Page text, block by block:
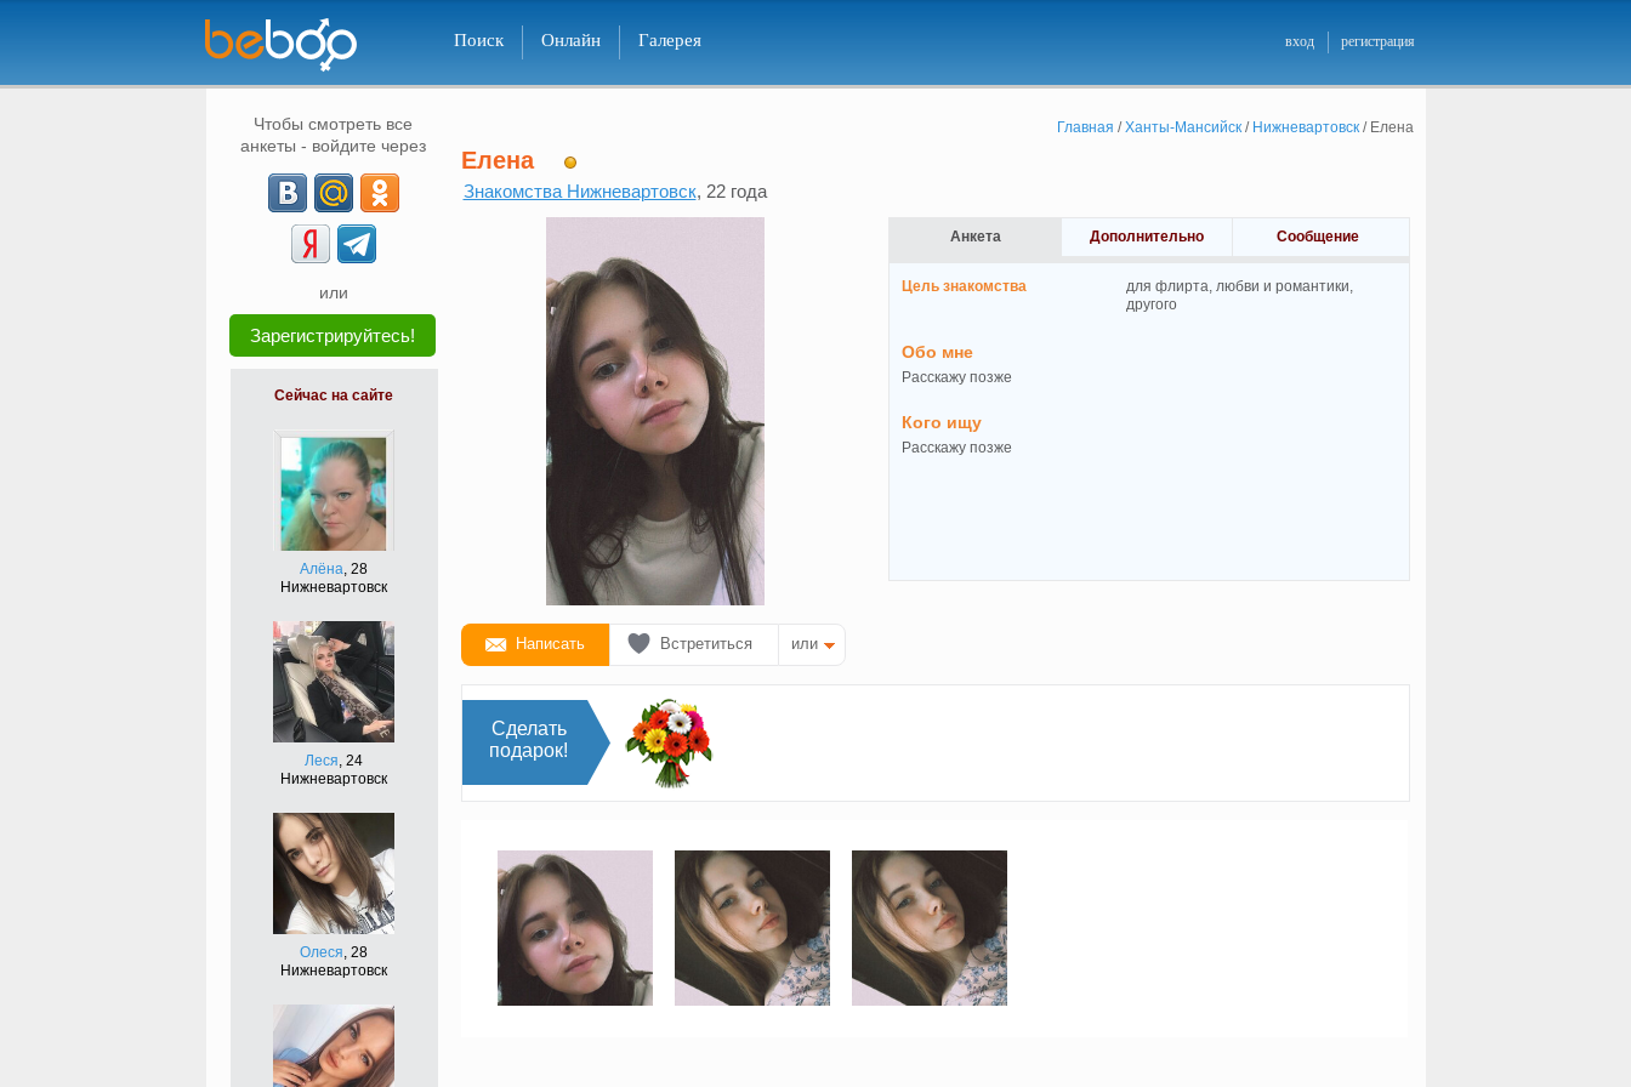
Поиск Онлайн Галерея вход регистрация
Чтобы смотреть все
анкеты - войдите через
или
Зарегистрируйтесь!
Сейчас на сайте
Алёна, 28
Нижневартовск
Леся, 24
Нижневартовск
Олеся, 28
Нижневартовск
Главная /Ханты-Мансийск/ Нижневартовск/ Елена
Елена
Знакомства Нижневартовск, 22 года
Написать Встретиться или
Анкета Дополнительно Сообщение
Цель знакомства
для флирта, любви и романтики,
другого
Обо мне
Расскажу позже
Кого ищу
Расскажу позже
Сделать
подарок!